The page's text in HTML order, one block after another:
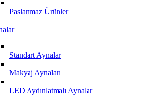
Paslanmaz Ürünler
Standart Aynalar
Makyaj Aynaları
LED Aydınlatmalı Aynalar